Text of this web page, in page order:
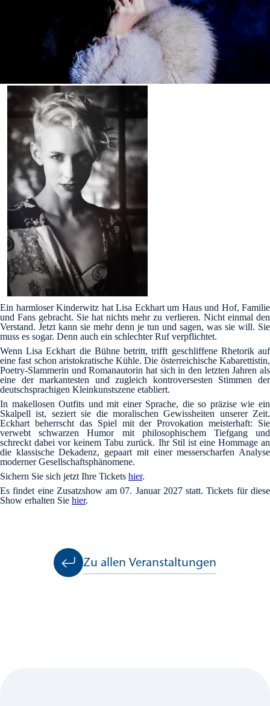
Ein harmloser Kinderwitz hat Lisa Eckhart um Haus und Hof, Familie
und Fans gebracht. Sie hat nichts mehr zu verlieren. Nicht einmal den
Verstand. Jetzt kann sie mehr denn je tun und sagen, was sie will. Sie
muss es sogar. Denn auch ein schlechter Ruf verpflichtet.
Wenn Lisa Eckhart die Bühne betritt, trifft geschliffene Rhetorik auf
eine fast schon aristokratische Kühle. Die österreichische Kabarettistin,
Poetry-Slammerin und Romanautorin hat sich in den letzten Jahren als
eine der markantesten und zugleich kontroversesten Stimmen der
deutschsprachigen Kleinkunstszene etabliert.
In makellosen Outfits und mit einer Sprache, die so präzise wie ein
Skalpell ist, seziert sie die moralischen Gewissheiten unserer Zeit.
Eckhart beherrscht das Spiel mit der Provokation meisterhaft: Sie
verwebt schwarzen Humor mit philosophischem Tiefgang und
schreckt dabei vor keinem Tabu zurück. Ihr Stil ist eine Hommage an
die klassische Dekadenz, gepaart mit einer messerscharfen Analyse
moderner Gesellschaftsphänomene.
Sichern Sie sich jetzt Ihre Tickets hier.
Es findet eine Zusatzshow am 07. Januar 2027 statt. Tickets für diese
Show erhalten Sie hier.
Zu allen Veranstaltungen